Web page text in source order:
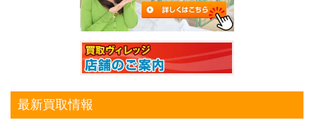
最新買取情報